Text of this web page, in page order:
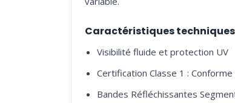
Caractéristiques techniques
Visibilité fluide et protection UV
Certification Classe 1 :
Bandes Réfléchissantes